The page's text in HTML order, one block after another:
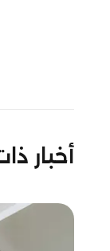
أخبار